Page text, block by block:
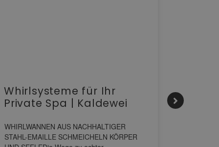
Whirlsysteme für Ihr
Private Spa | Kaldewei
WHIRLWANNEN AUS NACHHALTIGER
STAHL-EMAILLE SCHMEICHELN KÖRPER